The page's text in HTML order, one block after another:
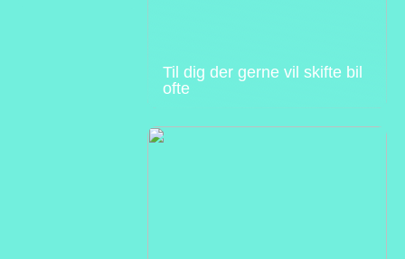
Til dig der gerne vil skifte bil
ofte